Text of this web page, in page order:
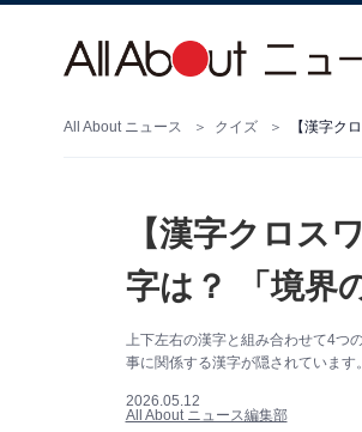
All About ニュース クイズ 【漢字ク
【漢字クロス
字は？ 「境界
上下左右の漢字と組み合わせて4
事に関係する漢字が隠されています。
2026.05.12
All About ニュース編集部